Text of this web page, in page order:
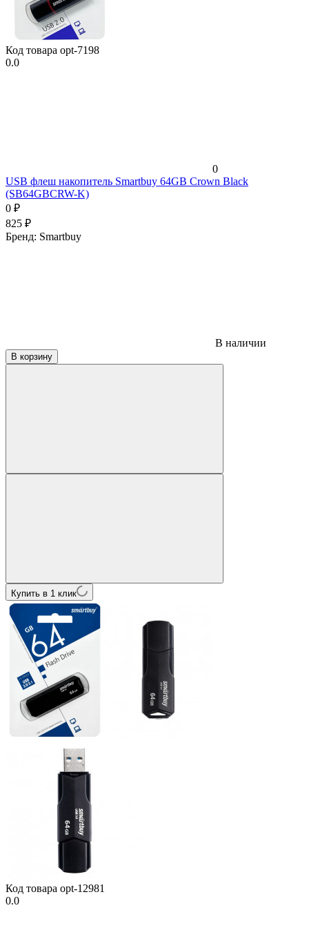
Код товара opt-7198
0.0
0
USB флеш накопитель Smartbuy 64GB Crown Black
(SB64GBCRW-K)
0 ₽
825 ₽
Бренд: Smartbuy
В наличии
В корзину
Купить в 1 клик
Код товара opt-12981
0.0